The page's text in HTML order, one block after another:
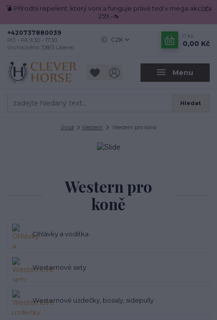
💣 Přírodní repelent, který voní a funguje právě teď v mega akci za
259,-🦟
Menu
CZK
Hledat
+420737880039
PO - PÁ 9.30 - 17.30
Vrchlického 338/3 Liberec
0 ks
0,00 Kč
Úvod Western Western pro koně
Western pro
koně
Ohlávky a vodítka
Westernové sety
Westernové uzdečky, bosaly, sidepully